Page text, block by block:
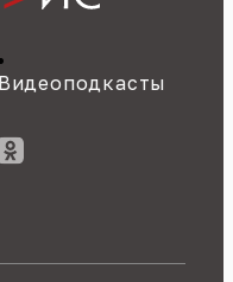
Видеоподкасты